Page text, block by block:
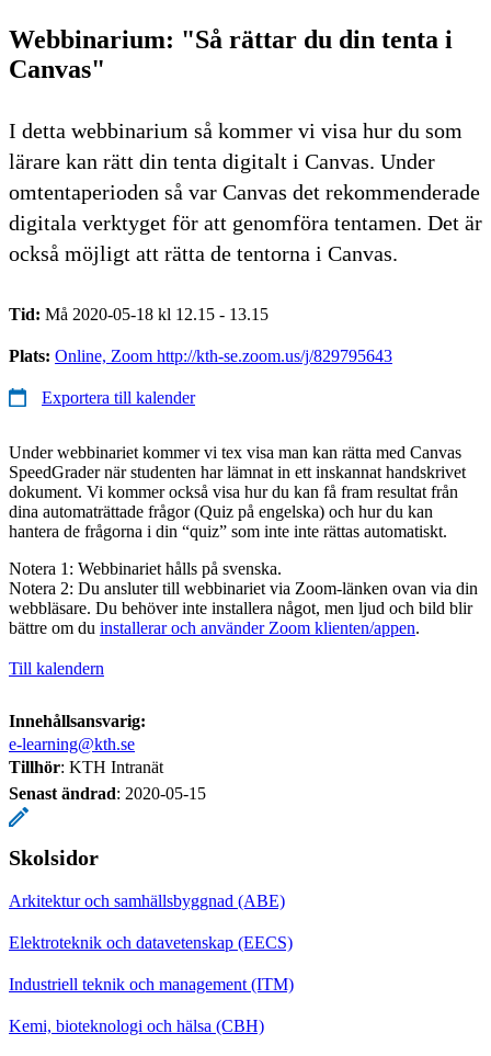
Webbinarium: "Så rättar du din tenta i
Canvas"
I detta webbinarium så kommer vi visa hur du som
lärare kan rätt din tenta digitalt i Canvas. Under
omtentaperioden så var Canvas det rekommenderade
digitala verktyget för att genomföra tentamen. Det är
också möjligt att rätta de tentorna i Canvas.
Tid: Må 2020-05-18 kl 12.15 - 13.15
Plats: Online, Zoom http://kth-se.zoom.us/j/829795643
Exportera till kalender
Under webbinariet kommer vi tex visa man kan rätta med Canvas
SpeedGrader när studenten har lämnat in ett inskannat handskrivet
dokument. Vi kommer också visa hur du kan få fram resultat från
dina automaträttade frågor (Quiz på engelska) och hur du kan
hantera de frågorna i din “quiz” som inte inte rättas automatiskt.
Notera 1: Webbinariet hålls på svenska.
Notera 2: Du ansluter till webbinariet via Zoom-länken ovan via din
webbläsare. Du behöver inte installera något, men ljud och bild blir
bättre om du installerar och använder Zoom klienten/appen.
Till kalendern
Innehållsansvarig:
e-learning@kth.se
Tillhör: KTH Intranät
Senast ändrad: 2020-05-15
Skolsidor
Arkitektur och samhällsbyggnad (ABE)
Elektroteknik och datavetenskap (EECS)
Industriell teknik och management (ITM)
Kemi, bioteknologi och hälsa (CBH)